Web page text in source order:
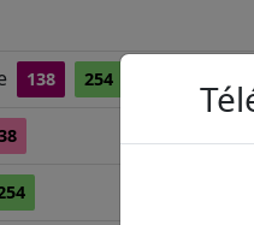
138 254